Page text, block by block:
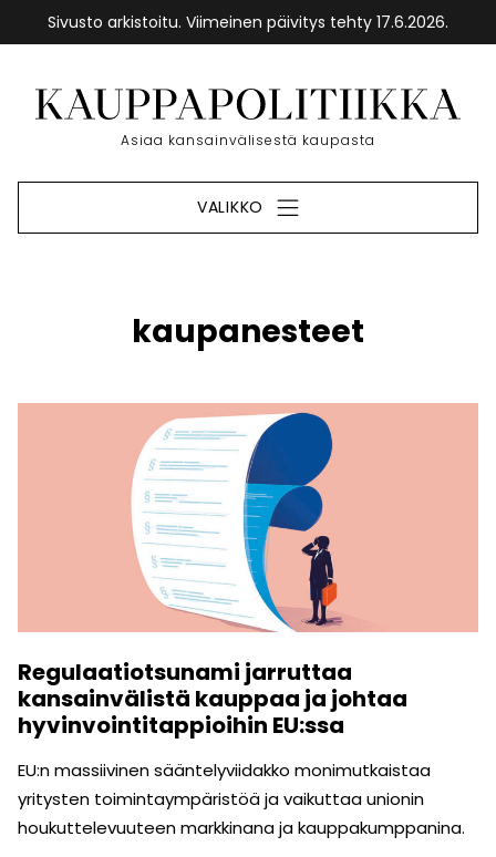
Sivusto arkistoitu. Viimeinen päivitys tehty 17.6.2026.
sisältöön
Etusivu
Asiaa kansainvälisestä kaupasta
VALIKKO
kaupanesteet
Regulaatiotsunami jarruttaa
kansainvälistä kauppaa ja johtaa
hyvinvointitappioihin EU:ssa
EU:n massiivinen sääntelyviidakko monimutkaistaa
yritysten toimintaympäristöä ja vaikuttaa unionin
houkuttelevuuteen markkinana ja kauppakumppanina.